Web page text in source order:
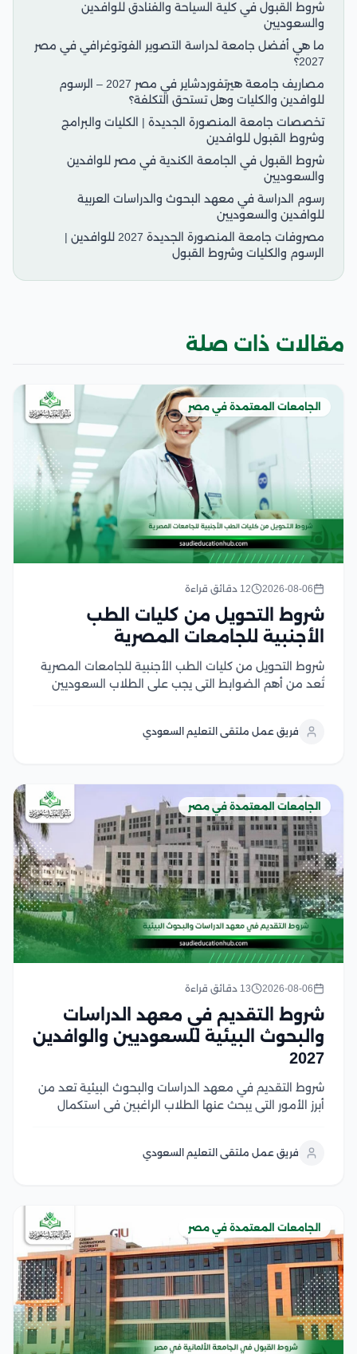
شروط القبول في كلية السياحة والفنادق للوافدين
والسعوديين
ما هي أفضل جامعة لدراسة التصوير الفوتوغرافي في مصر
2027؟
مصاريف جامعة هيرتفوردشاير في مصر 2027 – الرسوم
للوافدين والكليات وهل تستحق التكلفة؟
تخصصات جامعة المنصورة الجديدة | الكليات والبرامج
وشروط القبول للوافدين
شروط القبول في الجامعة الكندية في مصر للوافدين
والسعوديين
رسوم الدراسة في معهد البحوث والدراسات العربية
للوافدين والسعوديين
مصروفات جامعة المنصورة الجديدة 2027 للوافدين |
الرسوم والكليات وشروط القبول
مقالات ذات صلة
الجامعات المعتمدة في مصر
2026-08-06 12 دقائق قراءة
شروط التحويل من كليات الطب
الأجنبية للجامعات المصرية
شروط التحويل من كليات الطب الأجنبية للجامعات المصرية
تُعد من أهم الضوابط التي يجب على الطلاب السعوديين
الأكاديمية والإدارية، مثل الاعتراف بالجامعة المحول منها
فريق عمل ملتقى التعليم السعودي
الجامعات المعتمدة في مصر
2026-08-06 13 دقائق قراءة
شروط التقديم في معهد الدراسات
والبحوث البيئية للسعوديين والوافدين
2027
شروط التقديم في معهد الدراسات والبحوث البيئية تعد من
أبرز الأمور التي يبحث عنها الطلاب الراغبين في استكمال
المطلوبة، والالتزام بالضوابط التي يحددها المعهد والجهات
فريق عمل ملتقى التعليم السعودي
الجامعات المعتمدة في مصر